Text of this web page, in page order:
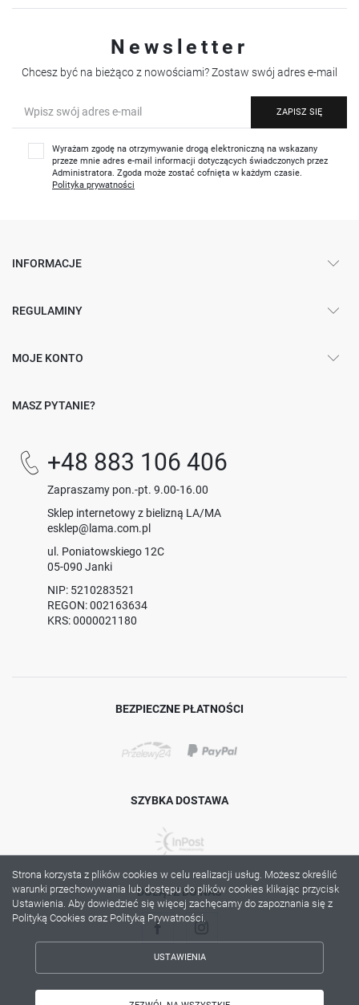
Newsletter
Chcesz być na bieżąco z nowościami? Zostaw swój adres e-mail
ZAPISZ SIĘ
Wyrażam zgodę na otrzymywanie drogą elektroniczną na wskazany
przeze mnie adres e-mail informacji dotyczących świadczonych przez
Administratora. Zgoda może zostać cofnięta w każdym czasie.
Polityka prywatności
INFORMACJE
REGULAMINY
MOJE KONTO
MASZ PYTANIE?
+48 883 106 406
Zapraszamy pon.-pt. 9.00-16.00
Sklep internetowy z bielizną LA/MA
esklep@lama.com.pl
ul. Poniatowskiego 12C
05-090 Janki
NIP: 5210283521
REGON: 002163634
KRS: 0000021180
BEZPIECZNE PŁATNOŚCI
SZYBKA DOSTAWA
DOŁĄCZ DO NAS
Copyright by lama.com.pl
Strona korzysta z plików cookies w celu realizacji usług. Możesz określić
warunki przechowywania lub dostępu do plików cookies klikając przycisk
Ustawienia. Aby dowiedzieć się więcej zachęcamy do zapoznania się z
Polityką Cookies oraz Polityką Prywatności.
USTAWIENIA